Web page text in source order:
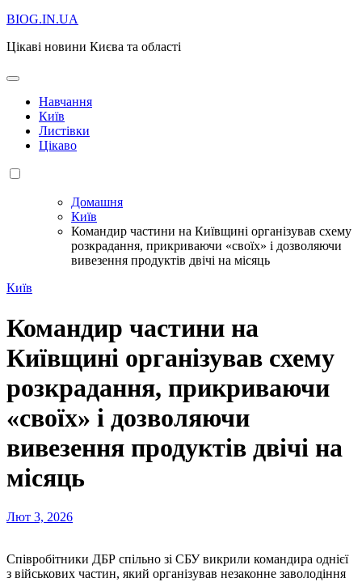
BIOG.IN.UA
Цікаві новини Києва та області
Навчання
Київ
Листівки
Цікаво
Домашня
Київ
Командир частини на Київщині організував схему
розкрадання, прикриваючи «своїх» і дозволяючи
вивезення продуктів двічі на місяць
Київ
Командир частини на
Київщині організував схему
розкрадання, прикриваючи
«своїх» і дозволяючи
вивезення продуктів двічі на
місяць
Лют 3, 2026
Співробітники ДБР спільно зі СБУ викрили командира однієї
з військових частин, який організував незаконне заволодіння